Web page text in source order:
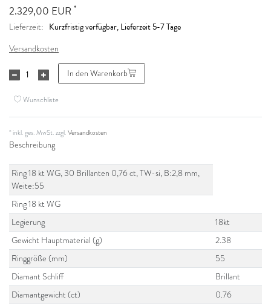
2.329,00 EUR *
Lieferzeit: Kurzfristig verfügbar, Lieferzeit 5-7 Tage
Versandkosten
In den Warenkorb
Wunschliste
* inkl. ges. MwSt. zzgl.Versandkosten
Beschreibung
Ring 18 kt WG, 30 Brillanten 0,76 ct, TW-si, B:2,8 mm,
Weite:55
Ring 18 kt WG
Legierung
18kt
Gewicht Hauptmaterial (g)
2.38
Ringgröße (mm)
55
Diamant Schliff
Brillant
Diamantgewicht (ct)
0.76